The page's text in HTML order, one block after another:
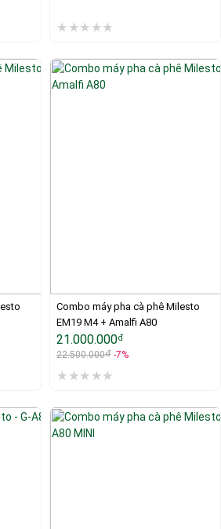
Combo máy pha cà phê Milesto
EM19 M4 + Amalfi A80
21.000.000đ
22.500.000đ -7%